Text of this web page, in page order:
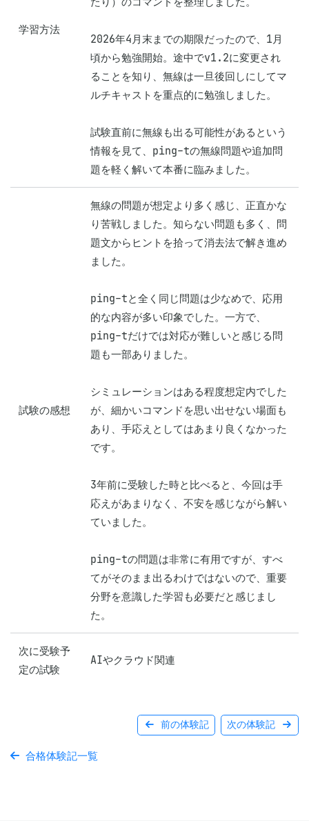
学習方法
2026年4月末までの期限だったので、1月
頃から勉強開始。途中でv1.2に変更され
ることを知り、無線は一旦後回しにしてマ
ルチキャストを重点的に勉強しました。
試験直前に無線も出る可能性があるという
情報を見て、ping-tの無線問題や追加問
題を軽く解いて本番に臨みました。
試験の感想
無線の問題が想定より多く感じ、正直かな
り苦戦しました。知らない問題も多く、問
題文からヒントを拾って消去法で解き進め
ました。
ping-tと全く同じ問題は少なめで、応用
的な内容が多い印象でした。一方で、
ping-tだけでは対応が難しいと感じる問
題も一部ありました。
シミュレーションはある程度想定内でした
が、細かいコマンドを思い出せない場面も
あり、手応えとしてはあまり良くなかった
です。
3年前に受験した時と比べると、今回は手
応えがあまりなく、不安を感じながら解い
ていました。
ping-tの問題は非常に有用ですが、すべ
てがそのまま出るわけではないので、重要
分野を意識した学習も必要だと感じまし
た。
次に受験予
定の試験
AIやクラウド関連
前の体験記 次の体験記
合格体験記一覧